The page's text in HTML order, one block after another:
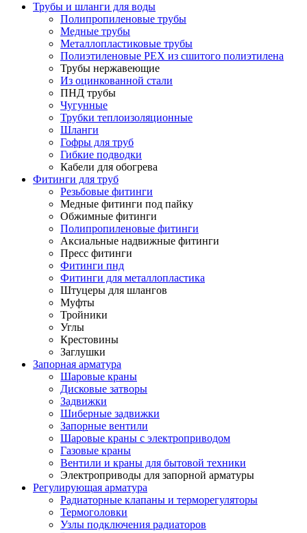
Трубы и шланги для воды
Полипропиленовые трубы
Медные трубы
Металлопластиковые трубы
Полиэтиленовые PEX из сшитого полиэтилена
Трубы нержавеющие
Из оцинкованной стали
ПНД трубы
Чугунные
Трубки теплоизоляционные
Шланги
Гофры для труб
Гибкие подводки
Кабели для обогрева
Фитинги для труб
Резьбовые фитинги
Медные фитинги под пайку
Обжимные фитинги
Полипропиленовые фитинги
Аксиальные надвижные фитинги
Пресс фитинги
Фитинги пнд
Фитинги для металлопластика
Штуцеры для шлангов
Муфты
Тройники
Углы
Крестовины
Заглушки
Запорная арматура
Шаровые краны
Дисковые затворы
Задвижки
Шиберные задвижки
Запорные вентили
Шаровые краны с электроприводом
Газовые краны
Вентили и краны для бытовой техники
Электроприводы для запорной арматуры
Регулирующая арматура
Радиаторные клапаны и терморегуляторы
Термоголовки
Узлы подключения радиаторов